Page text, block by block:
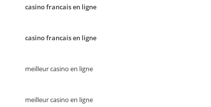
casino francais en ligne
casino francais en ligne
meilleur casino en ligne
meilleur casino en ligne